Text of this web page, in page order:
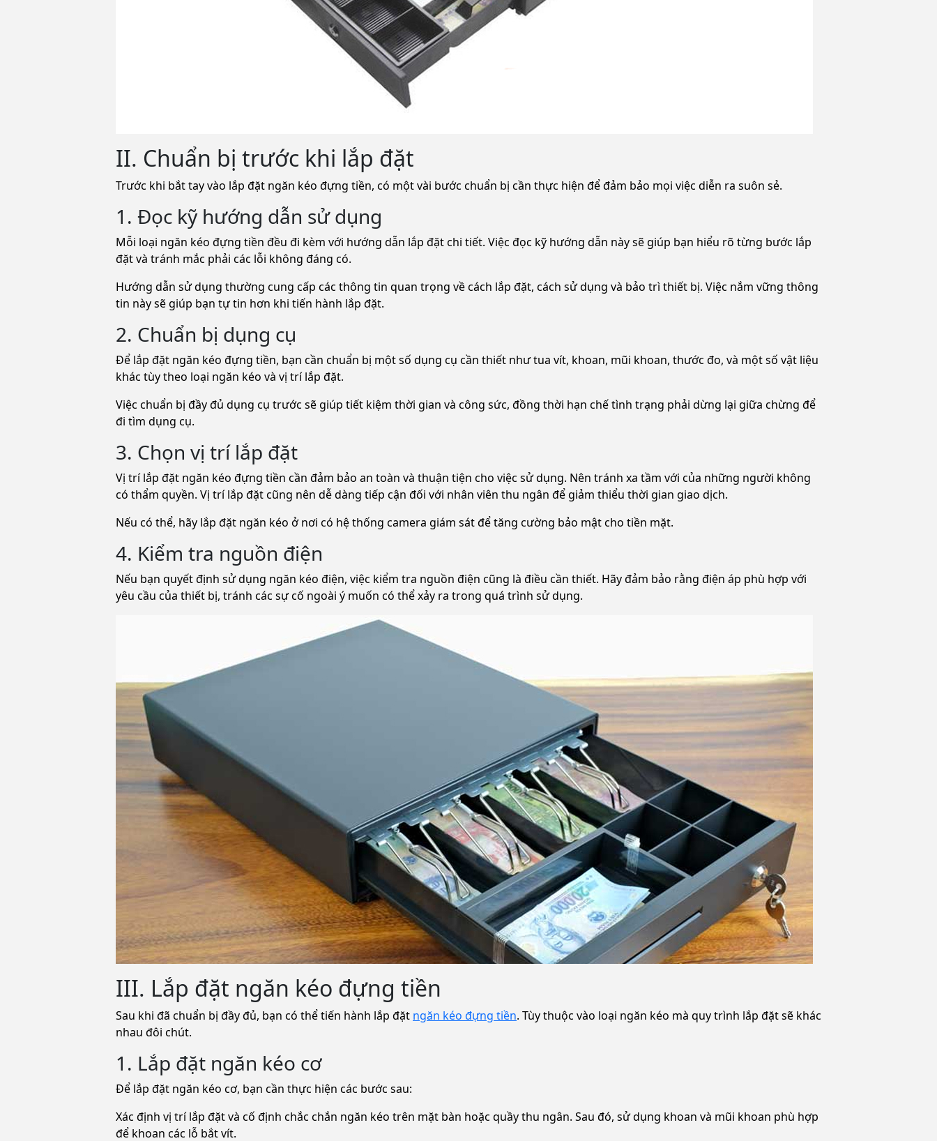
II. Chuẩn bị trước khi lắp đặt
Trước khi bắt tay vào lắp đặt ngăn kéo đựng tiền, có một vài bước chuẩn bị cần thực hiện để đảm bảo mọi việc diễn ra suôn sẻ.
1. Đọc kỹ hướng dẫn sử dụng
Mỗi loại ngăn kéo đựng tiền đều đi kèm với hướng dẫn lắp đặt chi tiết. Việc đọc kỹ hướng dẫn này sẽ giúp bạn hiểu rõ từng bước lắp
đặt và tránh mắc phải các lỗi không đáng có.
Hướng dẫn sử dụng thường cung cấp các thông tin quan trọng về cách lắp đặt, cách sử dụng và bảo trì thiết bị. Việc nắm vững thông
tin này sẽ giúp bạn tự tin hơn khi tiến hành lắp đặt.
2. Chuẩn bị dụng cụ
Để lắp đặt ngăn kéo đựng tiền, bạn cần chuẩn bị một số dụng cụ cần thiết như tua vít, khoan, mũi khoan, thước đo, và một số vật liệu
khác tùy theo loại ngăn kéo và vị trí lắp đặt.
Việc chuẩn bị đầy đủ dụng cụ trước sẽ giúp tiết kiệm thời gian và công sức, đồng thời hạn chế tình trạng phải dừng lại giữa chừng để
đi tìm dụng cụ.
3. Chọn vị trí lắp đặt
Vị trí lắp đặt ngăn kéo đựng tiền cần đảm bảo an toàn và thuận tiện cho việc sử dụng. Nên tránh xa tầm với của những người không
có thẩm quyền. Vị trí lắp đặt cũng nên dễ dàng tiếp cận đối với nhân viên thu ngân để giảm thiểu thời gian giao dịch.
Nếu có thể, hãy lắp đặt ngăn kéo ở nơi có hệ thống camera giám sát để tăng cường bảo mật cho tiền mặt.
4. Kiểm tra nguồn điện
Nếu bạn quyết định sử dụng ngăn kéo điện, việc kiểm tra nguồn điện cũng là điều cần thiết. Hãy đảm bảo rằng điện áp phù hợp với
yêu cầu của thiết bị, tránh các sự cố ngoài ý muốn có thể xảy ra trong quá trình sử dụng.
III. Lắp đặt ngăn kéo đựng tiền
Sau khi đã chuẩn bị đầy đủ, bạn có thể tiến hành lắp đặt ngăn kéo đựng tiền. Tùy thuộc vào loại ngăn kéo mà quy trình lắp đặt sẽ khác
nhau đôi chút.
1. Lắp đặt ngăn kéo cơ
Để lắp đặt ngăn kéo cơ, bạn cần thực hiện các bước sau:
Xác định vị trí lắp đặt và cố định chắc chắn ngăn kéo trên mặt bàn hoặc quầy thu ngân. Sau đó, sử dụng khoan và mũi khoan phù hợp
để khoan các lỗ bắt vít.